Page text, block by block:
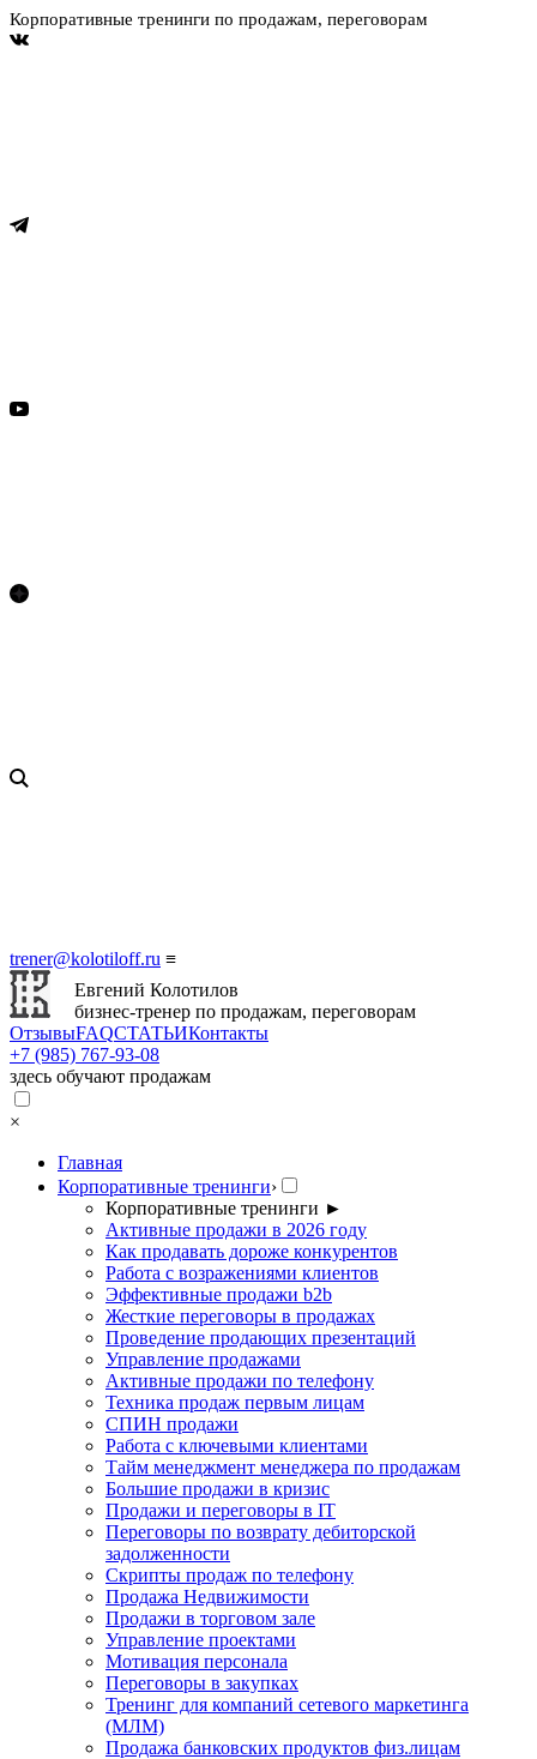
Корпоративные тренинги по продажам, переговорам
trener@kolotiloff.ru ≡
Евгений Колотилов
бизнес-тренер по продажам, переговорам
ОтзывыFAQСТАТЬИКонтакты
+7 (985) 767‑93‑08
здесь обучают продажам
×
Главная
Корпоративные тренинги›
Корпоративные тренинги ►
Активные продажи в 2026 году
Как продавать дороже конкурентов
Работа с возражениями клиентов
Эффективные продажи b2b
Жесткие переговоры в продажах
Проведение продающих презентаций
Управление продажами
Активные продажи по телефону
Техника продаж первым лицам
СПИН продажи
Работа с ключевыми клиентами
Тайм менеджмент менеджера по продажам
Большие продажи в кризис
Продажи и переговоры в IT
Переговоры по возврату дебиторской
задолженности
Скрипты продаж по телефону
Продажа Недвижимости
Продажи в торговом зале
Управление проектами
Мотивация персонала
Переговоры в закупках
Тренинг для компаний сетевого маркетинга
(МЛМ)
Продажа банковских продуктов физ.лицам